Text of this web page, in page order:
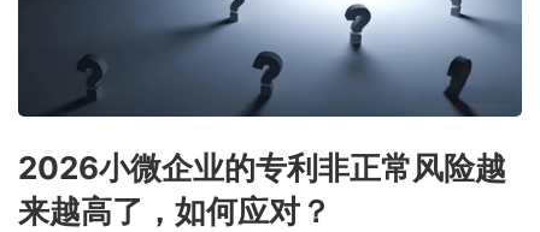
2026小微企业的专利非正常风险越
来越高了，如何应对？